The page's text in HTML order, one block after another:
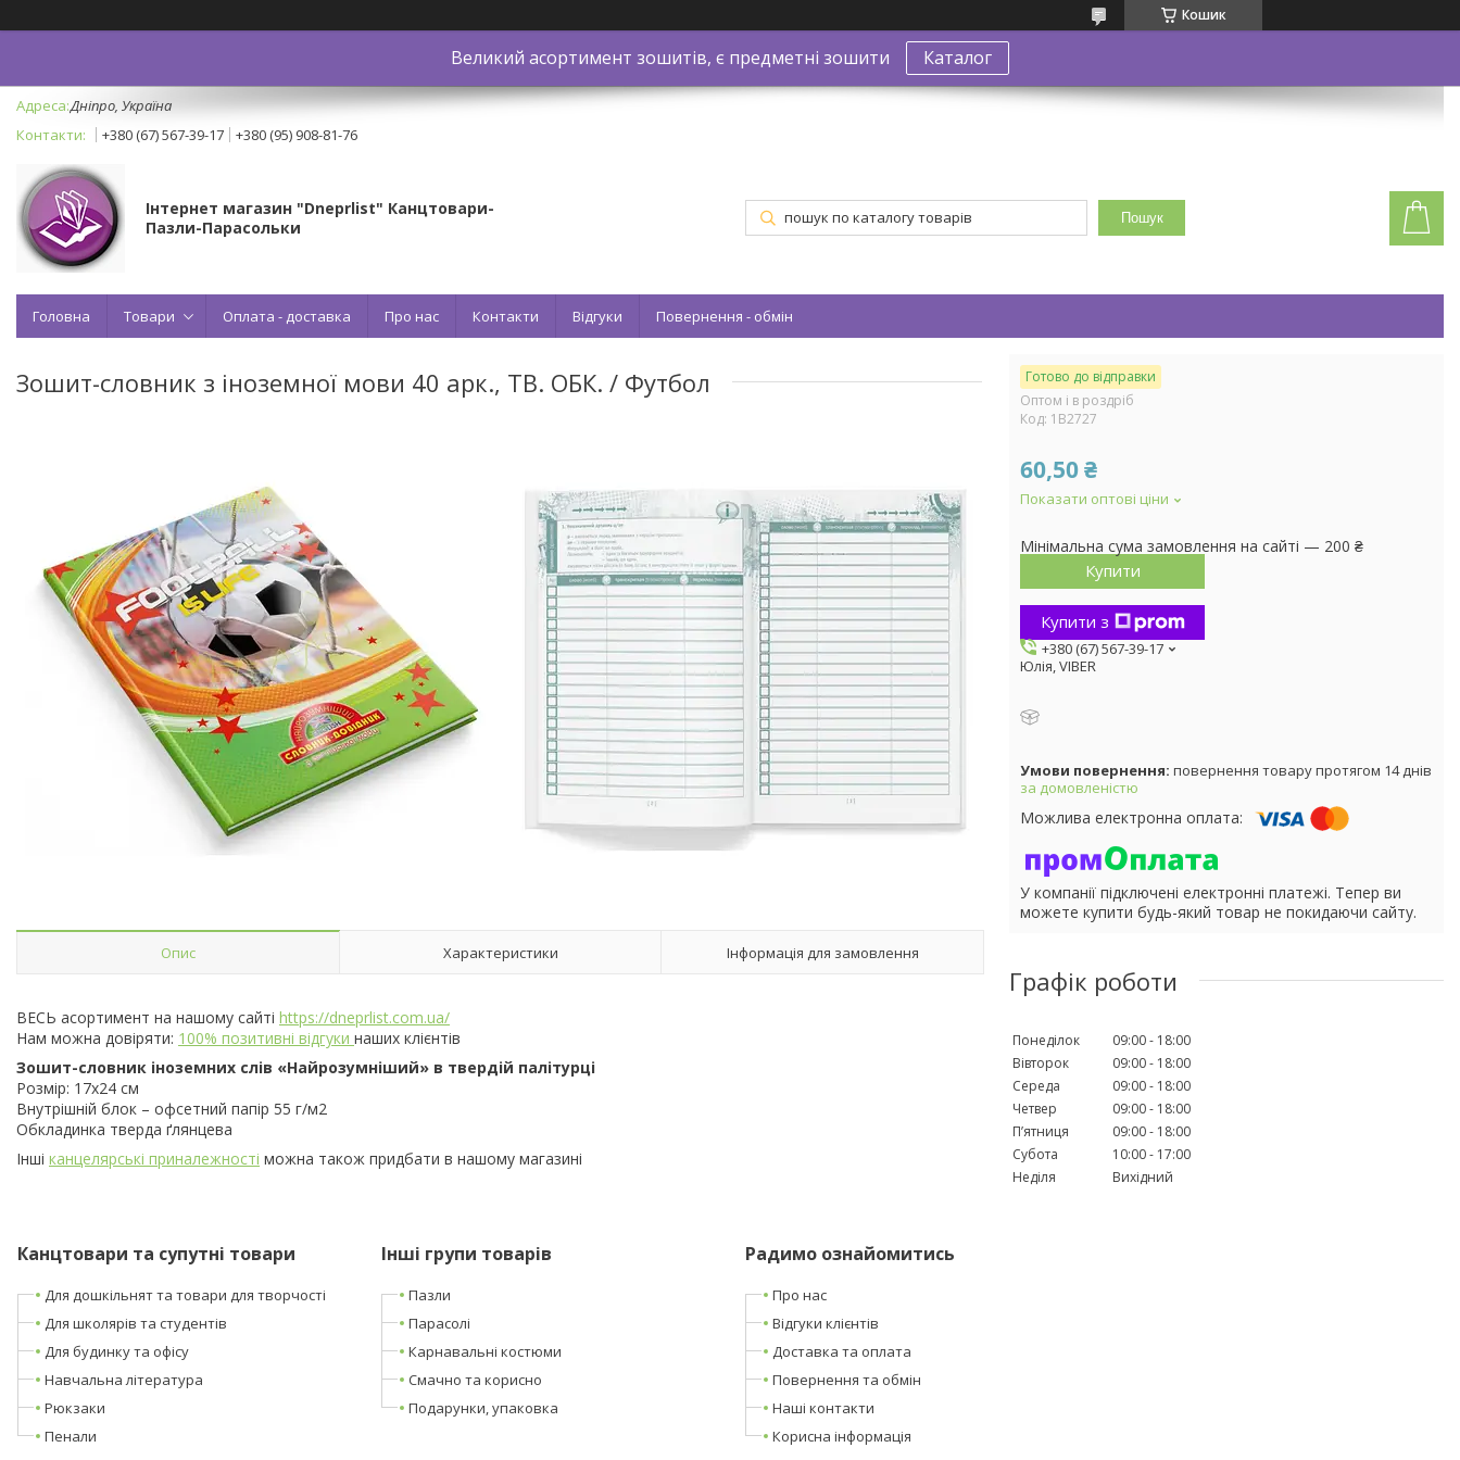
Кошик
Великий асортимент зошитів, є предметні зошити Каталог
Дніпро, Україна
+380 (67) 567-39-17
+380 (95) 908-81-76
Інтернет магазин "Dneprlist" Канцтовари-
Пазли-Парасольки
Пошук
Головна Товари Оплата - доставка Про нас Контакти Відгуки Повернення - обмін
Зошит-словник з іноземної мови 40 арк., ТВ. ОБК. / Футбол
Опис Характеристики Інформація для замовлення
ВЕСЬ асортимент на нашому сайті https://dneprlist.com.ua/
Нам можна довіряти: 100% позитивні відгуки наших клієнтів
Зошит-словник іноземних слів «Найрозумніший» в твердій палітурці
Розмір: 17х24 см
Внутрішній блок – офсетний папір 55 г/м2
Обкладинка тверда ґлянцева
Інші канцелярські приналежності можна також придбати в нашому магазині
Готово до відправки
Оптом і в роздріб
Код: 1В2727
60,50 ₴
Показати оптові ціни
Мінімальна сума замовлення на сайті — 200 ₴
Купити
Купити з
+380 (67) 567-39-17
Юлія, VIBER
повернення товару протягом 14 днів
за домовленістю
У компанії підключені електронні платежі. Тепер ви
можете купити будь-який товар не покидаючи сайту.
Графік роботи
Понеділок 09:00
18:00
Вівторок
09:00
18:00
Середа
09:00
18:00
Четвер
09:00
18:00
Пʼятниця
09:00
18:00
Субота
10:00
17:00
Неділя
Вихідний
Канцтовари та супутні товари
Для дошкільнят та товари для творчості
Для школярів та студентів
Для будинку та офісу
Навчальна література
Рюкзаки
Пенали
Інші групи товарів
Пазли
Парасолі
Карнавальні костюми
Смачно та корисно
Подарунки, упаковка
Радимо ознайомитись
Про нас
Відгуки клієнтів
Доставка та оплата
Повернення та обмін
Наші контакти
Корисна інформація